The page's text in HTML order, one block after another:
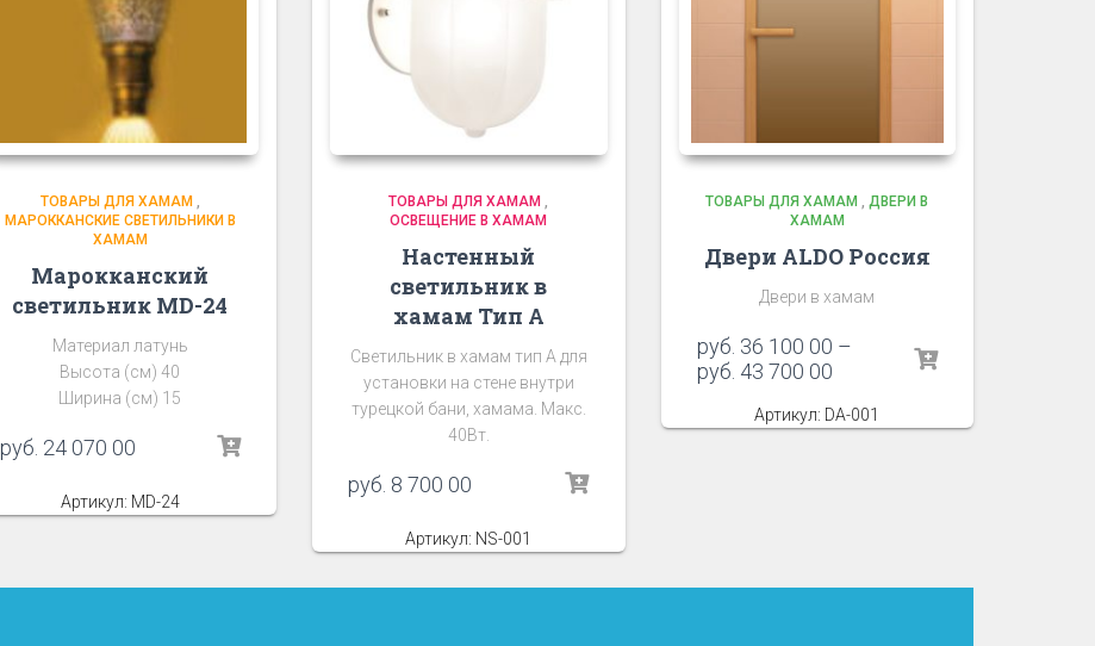
ТОВАРЫ ДЛЯ ХАМАМ,
МАРОККАНСКИЕ СВЕТИЛЬНИКИ В
ХАМАМ
Марокканский
светильник MD-24
Материал латунь
Высота (см) 40
Ширина (см) 15
руб. 24 070 00
Артикул: MD-24
ТОВАРЫ ДЛЯ ХАМАМ
ОСВЕЩЕНИЕ В ХАМАМ
Настенный
светильник в
хамам Тип А
Светильник в хамам тип А для
установки на стене внутри
турецкой бани, хамама. Макс.
40Вт.
руб. 8 700 00
Артикул: NS-001
ТОВАРЫ ДЛЯ ХАМАМ
ДВЕРИ В
ХАМАМ
Двери ALDO Россия
Двери в хамам
руб. 36 100 00 –
руб. 43 700 00
Артикул: DA-001